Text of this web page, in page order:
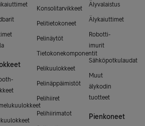
Konsolitarvikkeet
Pelitietokoneet
Pelinäytöt
Tietokonekomponentit
Pelikuulokkeet
Pelinäppäimistöt
Pelihiiret
Pelihiirimatot
Älyvalaistus
Älykaiuttimet
Robotti-
imurit
Sähköpotkulaudat
Muut
älykodin
tuotteet
Pienkoneet